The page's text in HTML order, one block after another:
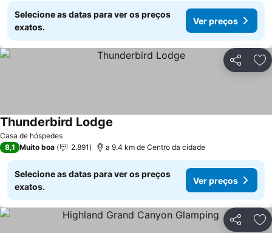
Selecione as datas para ver os preços
exatos.
Ver preços
Partilhar
Casa de hóspedes
Thunderbird Lodge
8,1 Muito boa 2.891 a 9.4 km de Centro da cidade
Selecione as datas para ver os preços
exatos.
Ver preços
Partilhar